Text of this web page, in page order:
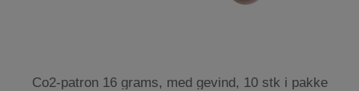
Co2-patron 16 grams, med gevind, 10 stk i pakke